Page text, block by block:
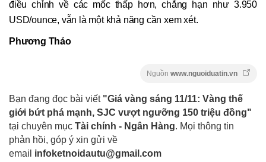
điều chỉnh về các mốc thấp hơn, chẳng hạn như 3.950
USD/ounce, vẫn là một khả năng cần xem xét.
Phương Thảo
Nguồn www.nguoiduatin.vn
Bạn đang đọc bài viết "Giá vàng sáng 11/11: Vàng thế
giới bứt phá mạnh, SJC vượt ngưỡng 150 triệu đồng"
tại chuyên mục Tài chính - Ngân Hàng. Mọi thông tin
phản hồi, góp ý xin gửi về
email infoketnoidautu@gmail.com